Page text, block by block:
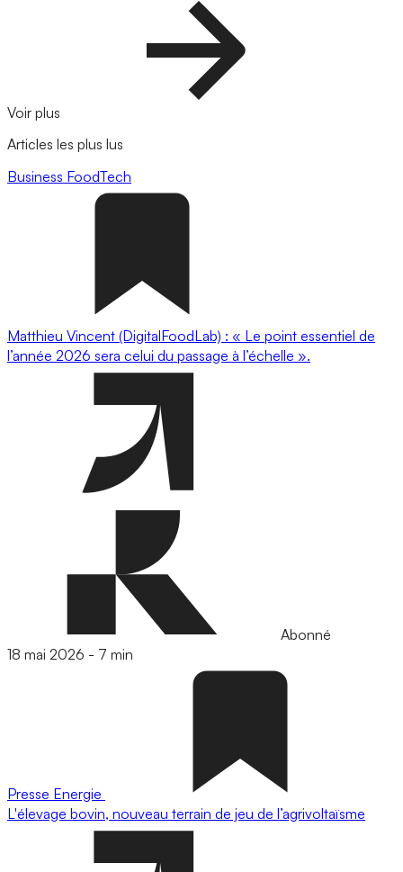
Voir plus
Articles les plus lus
Business FoodTech
Matthieu Vincent (DigitalFoodLab) : « Le point essentiel de
l’année 2026 sera celui du passage à l’échelle ».
Abonné
18 mai 2026 - 7 min
Presse Energie
L'élevage bovin, nouveau terrain de jeu de l’agrivoltaïsme